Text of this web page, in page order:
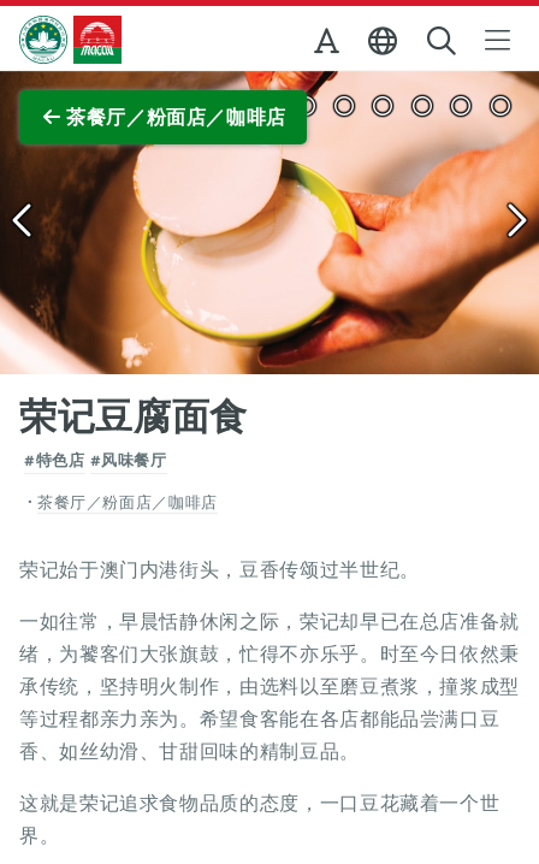
跳至主内容
澳门特别行政区政府旅游局
茶餐厅／粉面店／咖啡店
查看原图
荣记豆腐面食
#特色店 #风味餐厅
茶餐厅／粉面店／咖啡店
荣记始于澳门内港街头，豆香传颂过半世纪。
一如往常，早晨恬静休闲之际，荣记却早已在总店准备就
绪，为饕客们大张旗鼓，忙得不亦乐乎。时至今日依然秉
承传统，坚持明火制作，由选料以至磨豆煮浆，撞浆成型
等过程都亲力亲为。希望食客能在各店都能品尝满口豆
香、如丝幼滑、甘甜回味的精制豆品。
这就是荣记追求食物品质的态度，一口豆花藏着一个世
界。